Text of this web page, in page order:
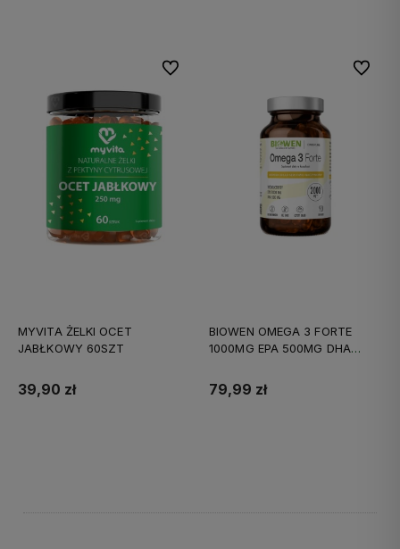
MYVITA ŻELKI OCET
JABŁKOWY 60SZT
39,90 zł
Do ulubionych
BIOWEN OMEGA 3 FORTE
1000MG EPA 500MG DHA
79,99 zł
Do